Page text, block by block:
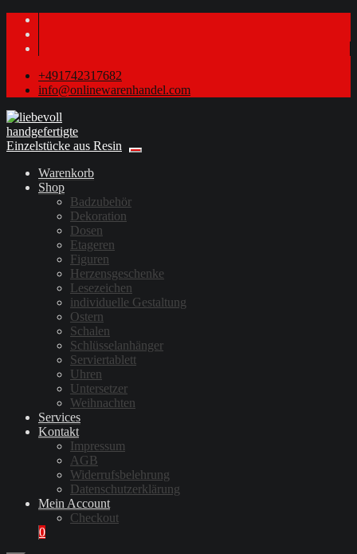
+491742317682
info@onlinewarenhandel.com
Warenkorb
Shop
Badzubehör
Dekoration
Dosen
Etageren
Figuren
Herzensgeschenke
Lesezeichen
individuelle Gestaltung
Ostern
Schalen
Schlüsselanhänger
Serviertablett
Uhren
Untersetzer
Weihnachten
Services
Kontakt
Impressum
AGB
Widerrufsbelehrung
Datenschutzerklärung
Mein Account
Checkout
0